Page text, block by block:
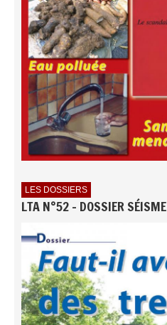
LES DOSSIERS
LTA N°52 - DOSSIER SÉISME